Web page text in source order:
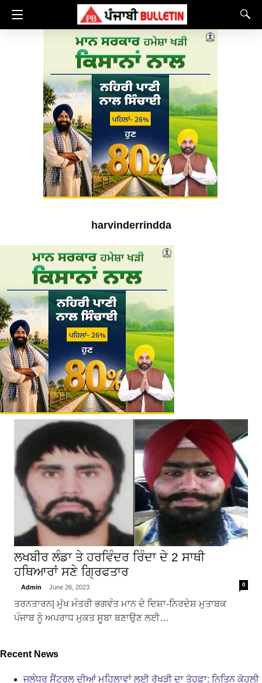
harvinderrindda
ਲਖਬੀਰ ਲੰਡਾ ਤੇ ਹਰਵਿੰਦਰ ਰਿੰਦਾ ਦੇ 2 ਸਾਥੀ
ਹਥਿਆਰਾਂ ਸਣੇ ਗ੍ਰਿਫਤਾਰ
Admin June 26, 2023 0
ਤਰਨਤਾਰਨ| ਮੁੱਖ ਮੰਤਰੀ ਭਗਵੰਤ ਮਾਨ ਦੇ ਦਿਸ਼ਾ-ਨਿਰਦੇਸ਼ ਮੁਤਾਬਕ
ਪੰਜਾਬ ਨੂੰ ਅਪਰਾਧ ਮੁਕਤ ਸੂਬਾ ਬਣਾਉਣ ਲਈ…
Recent News
ਜਲੰਧਰ ਸੈਂਟਰਲ ਦੀਆਂ ਮਹਿਲਾਵਾਂ ਲਈ ਰੱਖੜੀ ਦਾ ਤੋਹਫ਼ਾ: ਨਿਤਿਨ ਕੋਹਲੀ